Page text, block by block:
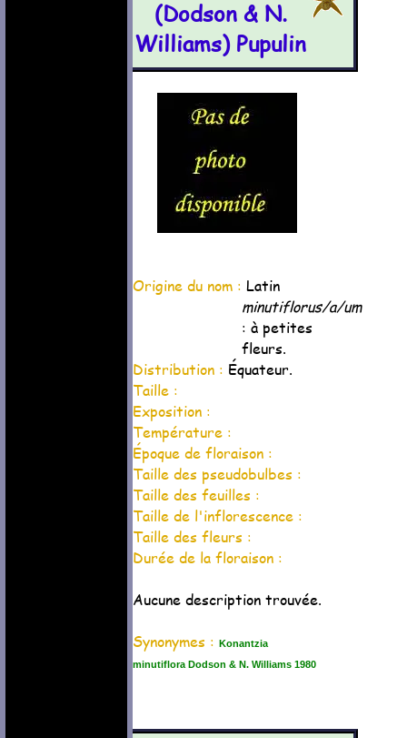
(Dodson & N.
Williams) Pupulin
Origine du nom : Latin
minutiflorus/a/um
: à petites
fleurs.
Distribution : Équateur.
Taille :
Exposition :
Température :
Époque de floraison :
Taille des pseudobulbes :
Taille des feuilles :
Taille de l'inflorescence :
Taille des fleurs :
Durée de la floraison :
Aucune description trouvée.
Synonymes :
Konantzia
minutiflora Dodson & N. Williams 1980